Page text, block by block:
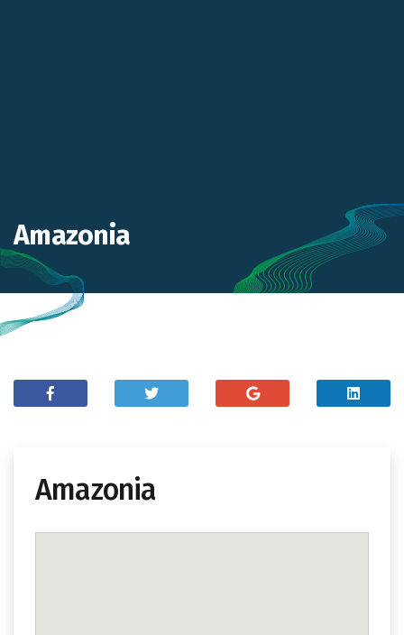
Amazonia
Amazonia